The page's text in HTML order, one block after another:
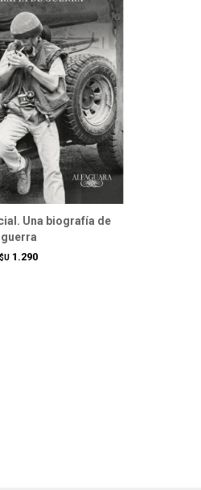
Una biografía de
guerra
$U 1.290